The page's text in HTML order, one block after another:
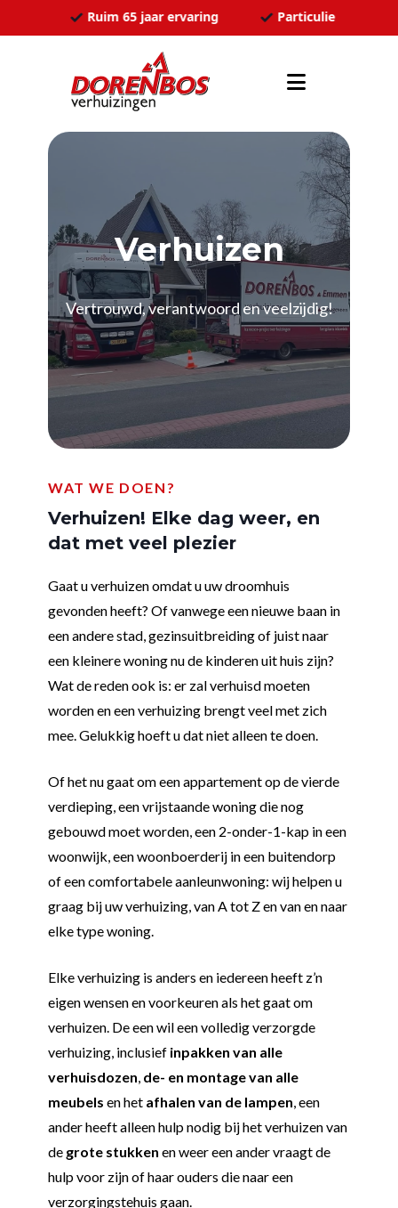
Ga naar de inhoudRuim 65 jaar ervaring Particulier en
Verhuizen
Vertrouwd, verantwoord en veelzijdig!
WAT WE DOEN?
Verhuizen! Elke dag weer, en
dat met veel plezier
Gaat u verhuizen omdat u uw droomhuis
gevonden heeft? Of vanwege een nieuwe baan in
een andere stad, gezinsuitbreiding of juist naar
een kleinere woning nu de kinderen uit huis zijn?
Wat de reden ook is: er zal verhuisd moeten
worden en een verhuizing brengt veel met zich
mee. Gelukkig hoeft u dat niet alleen te doen.
Of het nu gaat om een appartement op de vierde
verdieping, een vrijstaande woning die nog
gebouwd moet worden, een 2-onder-1-kap in een
woonwijk, een woonboerderij in een buitendorp
of een comfortabele aanleunwoning: wij helpen u
graag bij uw verhuizing, van A tot Z en van en naar
elke type woning.
Elke verhuizing is anders en iedereen heeft z’n
eigen wensen en voorkeuren als het gaat om
verhuizen. De een wil een volledig verzorgde
verhuizing, inclusief inpakken van alle
verhuisdozen, de- en montage van alle
meubels en het afhalen van de lampen, een
ander heeft alleen hulp nodig bij het verhuizen van
de grote stukken en weer een ander vraagt de
hulp voor zijn of haar ouders die naar een
verzorgingstehuis gaan.